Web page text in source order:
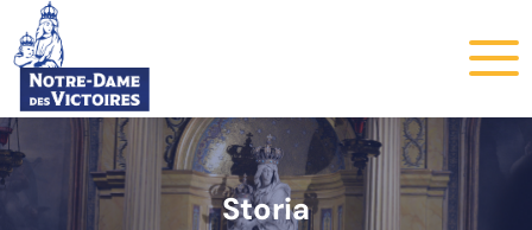
Storia